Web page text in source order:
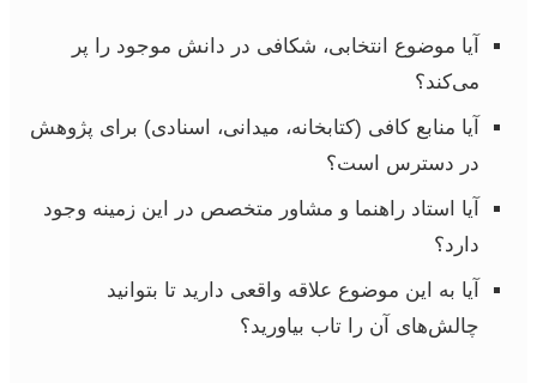
آیا موضوع انتخابی، شکافی در دانش موجود را پر
می‌کند؟
آیا منابع کافی (کتابخانه، میدانی، اسنادی) برای پژوهش
در دسترس است؟
آیا استاد راهنما و مشاور متخصص در این زمینه وجود
دارد؟
آیا به این موضوع علاقه واقعی دارید تا بتوانید
چالش‌های آن را تاب بیاورید؟